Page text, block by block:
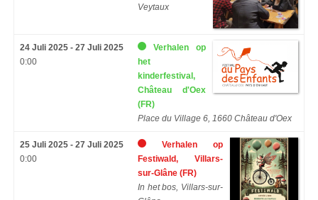
Veytaux
24 Juli 2025 - 27 Juli 2025
0:00
Verhalen op
het
kinderfestival,
Château d'Oex
(FR)
Place du Village 6, 1660 Château d'Oex
25 Juli 2025 - 27 Juli 2025
0:00
Verhalen op
Festiwald, Villars-
sur-Glâne (FR)
In het bos, Villars-sur-